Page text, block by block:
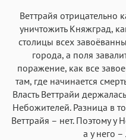
Веттрайя отрицательно
уничтожить Княжград,
столицы всех
города, а поля
поражение, как все
там, где начинается
Власть Веттрайи
Небожителей. Разница в
Веттрайя – нет. Поэтому у
а у него